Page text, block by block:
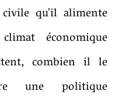
qu'il alimente
économique
combien il le
une politique